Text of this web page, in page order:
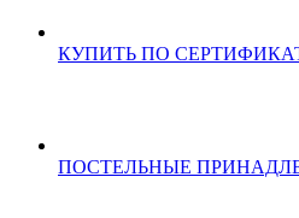
КУПИТЬ ПО
ПОСТЕЛЬНЫЕ